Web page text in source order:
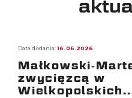
Data dodania:16.06.2026
zwycięzcą w